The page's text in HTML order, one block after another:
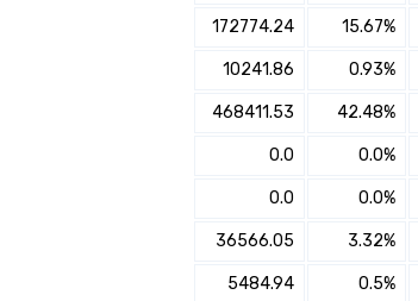
15.67%
172774.24
0.93%
10241.86
42.48%
468411.53
0.0%
0.0
0.0%
0.0
3.32%
36566.05
0.5%
5484.94